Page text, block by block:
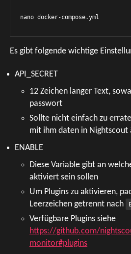
nano docker-compose.yml
Es gibt folgende wichtige
API_SECRET
12 Zeichen langer Text,
passwort
Sollte nicht einfach zu
mit ihm daten in Nightscout
ENABLE
Diese Variable gibt an
aktiviert sein sollen
Um Plugins zu aktivieren,
Leerzeichen getrennt nach
Verfügbare Plugins siehe
https://github.com/
monitor#plugins